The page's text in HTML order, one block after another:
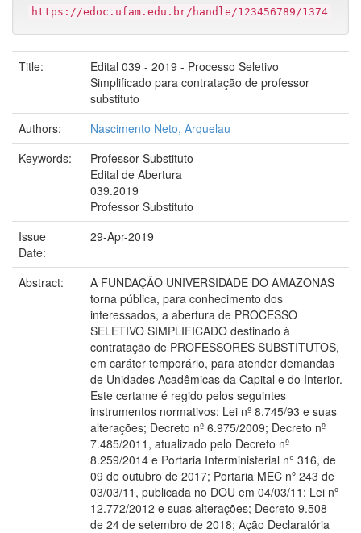
https://edoc.ufam.edu.br/handle/123456789/1374
Title:
Edital 039 - 2019 - Processo Seletivo
Simplificado para contratação de professor
substituto
Authors:
Nascimento Neto, Arquelau
Keywords:
Professor Substituto
Edital de Abertura
039.2019
Professor Substituto
Issue
Date:
29-Apr-2019
Abstract:
A FUNDAÇÃO UNIVERSIDADE DO AMAZONAS
torna pública, para conhecimento dos
interessados, a abertura de PROCESSO
SELETIVO SIMPLIFICADO destinado à
contratação de PROFESSORES SUBSTITUTOS,
em caráter temporário, para atender demandas
de Unidades Acadêmicas da Capital e do Interior.
Este certame é regido pelos seguintes
instrumentos normativos: Lei nº 8.745/93 e suas
alterações; Decreto nº 6.975/2009; Decreto nº
7.485/2011, atualizado pelo Decreto nº
8.259/2014 e Portaria Interministerial n° 316, de
09 de outubro de 2017; Portaria MEC nº 243 de
03/03/11, publicada no DOU em 04/03/11; Lei nº
12.772/2012 e suas alterações; Decreto 9.508
de 24 de setembro de 2018; Ação Declaratória